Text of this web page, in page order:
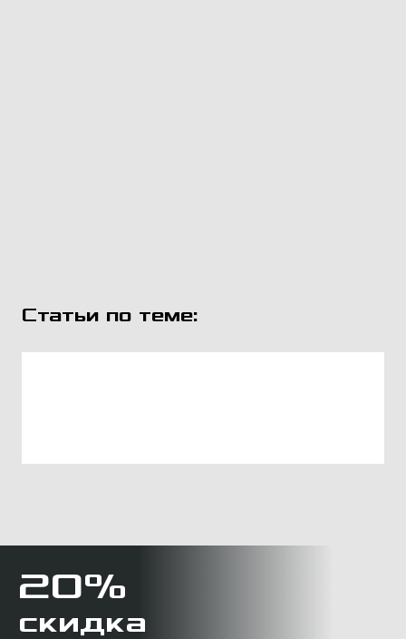
Статьи по теме:
20%
скидка